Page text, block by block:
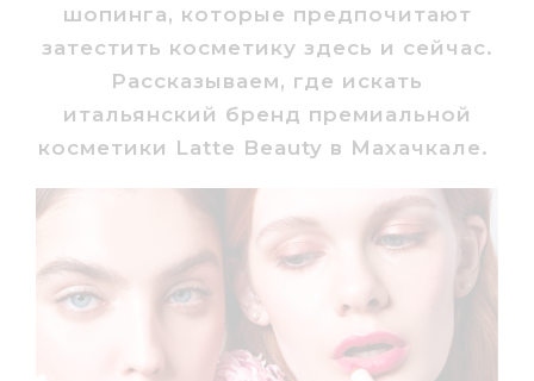
шопинга, которые предпочитают
затестить косметику здесь и сейчас.
Рассказываем, где искать
итальянский бренд премиальной
косметики Latte Beauty в Махачкале.